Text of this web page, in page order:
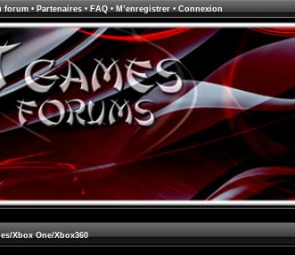
forum• Partenaires• FAQ• M’enregistrer• Connexion
Xbox One/Xbox360